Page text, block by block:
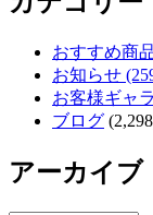
おすすめ商
お知らせ
お客様ギャ
ブログ
アーカイブ